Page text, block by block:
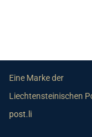
Eine Marke der
Liechtensteinischen
post.li